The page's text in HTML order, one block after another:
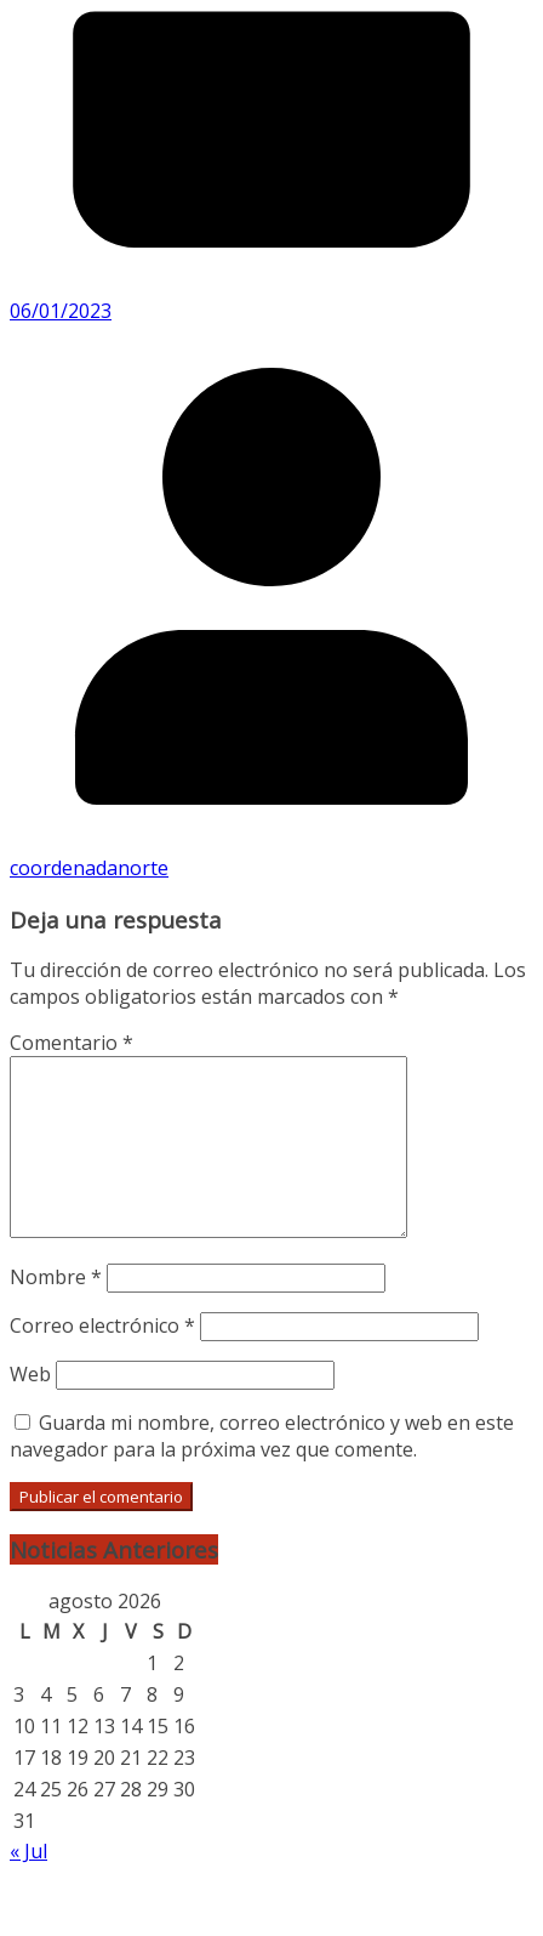
06/01/2023
coordenadanorte
Deja una respuesta
Tu dirección de correo electrónico no será publicada. Los
campos obligatorios están marcados con *
Comentario *
Nombre *
Correo electrónico *
Web
Guarda mi nombre, correo electrónico y web en este
navegador para la próxima vez que comente.
Noticias Anteriores
agosto 2026
L M X J V S D
1
2
3
4 5 6 7 8
9
10 11 12 13 14 15 16
17 18 19 20 21 22 23
24 25 26 27 28 29 30
31
« Jul